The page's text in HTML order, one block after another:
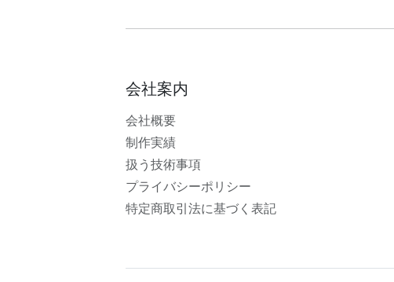
会社案内
会社概要
制作実績
扱う技術事項
プライバシーポリシー
特定商取引法に基づく表記